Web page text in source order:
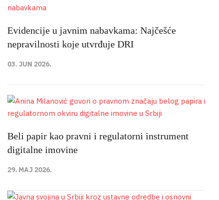
Evidencije u javnim nabavkama: Najčešće
nepravilnosti koje utvrđuje DRI
03. JUN 2026.
Beli papir kao pravni i regulatorni instrument
digitalne imovine
29. MAJ 2026.